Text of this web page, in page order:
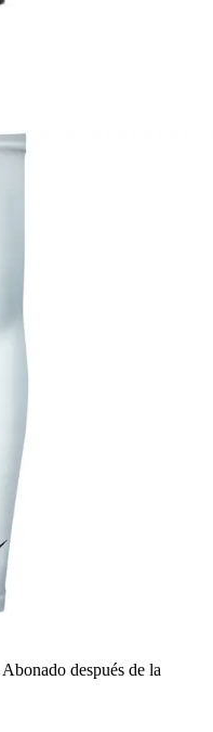
Abonado después de la